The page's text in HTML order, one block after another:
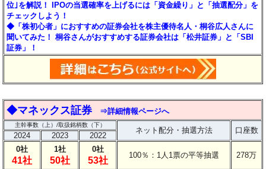
位｣を解説！ IPOの当選確率を上げるには「資金繰り」と「抽選配分」を
チェックしよう！
◆「株初心者」におすすめの証券会社を株主優待名人・桐谷広人さんに
聞いてみた！ 桐谷さんがおすすめする証券会社は「松井証券」と「SBI
証券」！
◆マネックス証券 ⇒詳細情報ページへ
主幹事数（上）/取扱銘柄数（下）
ネット配分・抽選方法 口座数
2024 2023
2022
0社
41社
1社
50社
0社
53社
100％：1人1票の平等抽選 278万